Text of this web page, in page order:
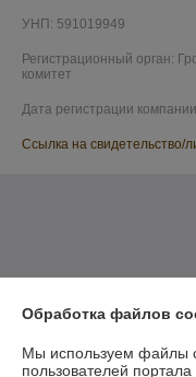
УНП: 591019949
Регистрационный орган:
комитет
Дата регистрации
Ссылка на свидетельство/
Обработка файлов
Мы используем файлы
пользователей